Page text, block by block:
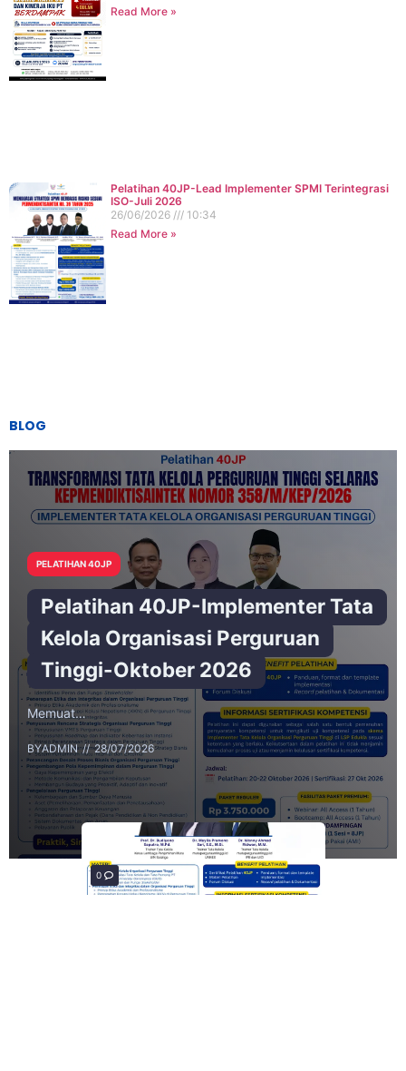
Read More »
Pelatihan 40JP-Lead Implementer SPMI Terintegrasi
ISO-Juli 2026
26/06/2026
10:34
Read More »
BLOG
PELATIHAN 40JP
Pelatihan 40JP-Implementer Tata
Kelola Organisasi Perguruan
Tinggi-Oktober 2026
Memuat…
BYADMIN 28/07/2026
0